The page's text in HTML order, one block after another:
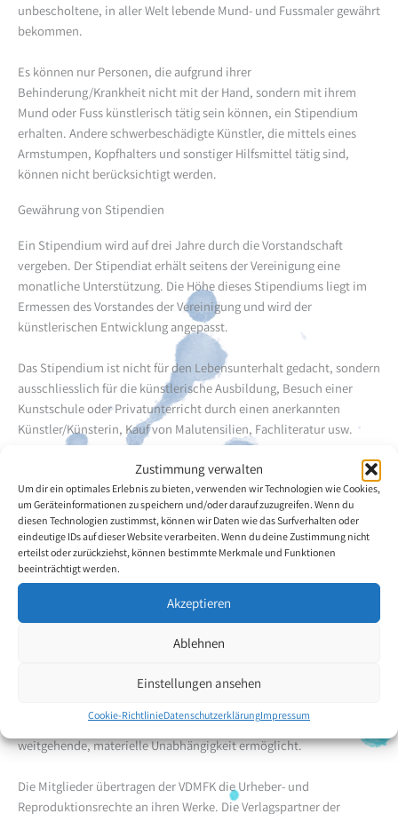
Zustimmung verwalten
Um dir ein optimales Erlebnis zu bieten, verwenden wir Technologien wie Cookies,
um Geräteinformationen zu speichern und/oder darauf zuzugreifen. Wenn du
diesen Technologien zustimmst, können wir Daten wie das Surfverhalten oder
eindeutige IDs auf dieser Website verarbeiten. Wenn du deine Zustimmung nicht
erteilst oder zurückziehst, können bestimmte Merkmale und Funktionen
beeinträchtigt werden.
Akzeptieren
Ablehnen
Einstellungen ansehen
Cookie-RichtlinieDatenschutzerklärungImpressum
unbescholtene, in aller Welt lebende Mund- und Fussmaler gewährt
bekommen.
Es können nur Personen, die aufgrund ihrer
Behinderung/Krankheit nicht mit der Hand, sondern mit ihrem
Mund oder Fuss künstlerisch tätig sein können, ein Stipendium
erhalten. Andere schwerbeschädigte Künstler, die mittels eines
Armstumpen, Kopfhalters und sonstiger Hilfsmittel tätig sind,
können nicht berücksichtigt werden.
Gewährung von Stipendien
Ein Stipendium wird auf drei Jahre durch die Vorstandschaft
vergeben. Der Stipendiat erhält seitens der Vereinigung eine
monatliche Unterstützung. Die Höhe dieses Stipendiums liegt im
Ermessen des Vorstandes der Vereinigung und wird der
künstlerischen Entwicklung angepasst.
Das Stipendium ist nicht für den Lebensunterhalt gedacht, sondern
ausschliesslich für die künstlerische Ausbildung, Besuch einer
Kunstschule oder Privatunterricht durch einen anerkannten
Künstler/Künsterin, Kauf von Malutensilien, Fachliteratur usw.
Ein Anspruch auf Aufnahme in die Vereinigung als Mitglied entsteht
mit der Gewährung des Stipendiums nicht.
Informationen zu den Stipendien
Detaillierte Information bietet die Broschüre: Gewährung der
Stipendien (PDF-Datei).
finanzielle Unterstützung, die ihnen künstlerische Entfaltung und
weitgehende, materielle Unabhängigkeit ermöglicht.
Die Mitglieder übertragen der VDMFK die Urheber- und
Reproduktionsrechte an ihren Werke. Die Verlagspartner der